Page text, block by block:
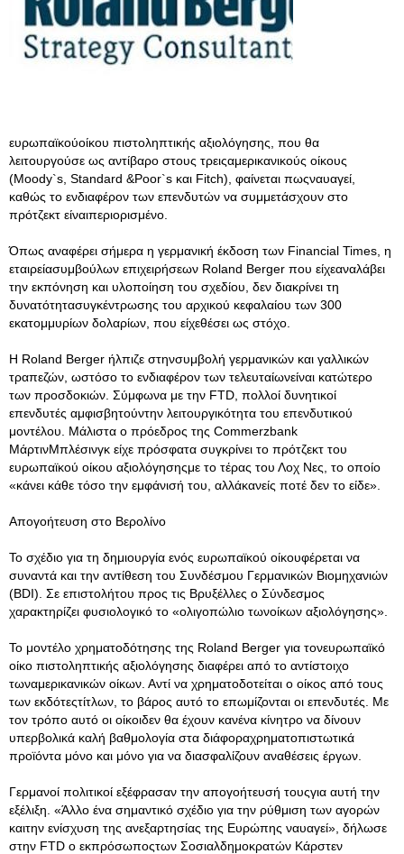
ευρωπαϊκούοίκου πιστοληπτικής αξιολόγησης, που θα
λειτουργούσε ως αντίβαρο στους τρειςαμερικανικούς οίκους
(Moody`s, Standard &Poor`s και Fitch), φαίνεται πωςναυαγεί,
καθώς το ενδιαφέρον των επενδυτών να συμμετάσχουν στο
πρότζεκτ είναιπεριορισμένο.
Όπως αναφέρει σήμερα η γερμανική έκδοση των Financial Times, η
εταιρείασυμβούλων επιχειρήσεων Roland Berger που είχεαναλάβει
την εκπόνηση και υλοποίηση του σχεδίου, δεν διακρίνει τη
δυνατότητασυγκέντρωσης του αρχικού κεφαλαίου των 300
εκατομμυρίων δολαρίων, που είχεθέσει ως στόχο.
Η Roland Berger ήλπιζε στηνσυμβολή γερμανικών και γαλλικών
τραπεζών, ωστόσο το ενδιαφέρον των τελευταίωνείναι κατώτερο
των προσδοκιών. Σύμφωνα με την FTD, πολλοί δυνητικοί
επενδυτές αμφισβητούντην λειτουργικότητα του επενδυτικού
μοντέλου. Μάλιστα ο πρόεδρος της Commerzbank
ΜάρτινΜπλέσινγκ είχε πρόσφατα συγκρίνει το πρότζεκτ του
ευρωπαϊκού οίκου αξιολόγησηςμε το τέρας του Λοχ Νες, το οποίο
«κάνει κάθε τόσο την εμφάνισή του, αλλάκανείς ποτέ δεν το είδε».
Απογοήτευση στο Βερολίνο
Το σχέδιο για τη δημιουργία ενός ευρωπαϊκού οίκουφέρεται να
συναντά και την αντίθεση του Συνδέσμου Γερμανικών Βιομηχανιών
(BDI). Σε επιστολήτου προς τις Βρυξέλλες ο Σύνδεσμος
χαρακτηρίζει φυσιολογικό το «ολιγοπώλιο τωνοίκων αξιολόγησης».
Το μοντέλο χρηματοδότησης της Roland Berger για τονευρωπαϊκό
οίκο πιστοληπτικής αξιολόγησης διαφέρει από το αντίστοιχο
τωναμερικανικών οίκων. Αντί να χρηματοδοτείται ο οίκος από τους
των εκδότεςτίτλων, το βάρος αυτό το επωμίζονται οι επενδυτές. Με
τον τρόπο αυτό οι οίκοιδεν θα έχουν κανένα κίνητρο να δίνουν
υπερβολικά καλή βαθμολογία στα διάφοραχρηματοπιστωτικά
προϊόντα μόνο και μόνο για να διασφαλίζουν αναθέσεις έργων.
Γερμανοί πολιτικοί εξέφρασαν την απογοήτευσή τουςγια αυτή την
εξέλιξη. «Άλλο ένα σημαντικό σχέδιο για την ρύθμιση των αγορών
καιτην ενίσχυση της ανεξαρτησίας της Ευρώπης ναυαγεί», δήλωσε
στην FTD ο εκπρόσωποςτων Σοσιαλδημοκρατών Κάρστεν